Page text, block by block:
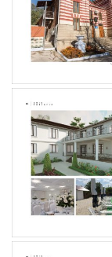
Planul
de
Acțiune
pentru
Energie
Durabilă
și
Climă